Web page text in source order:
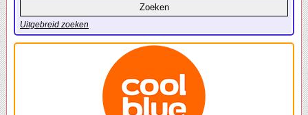
Uitgebreid zoeken